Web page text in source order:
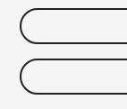
$499
Seat